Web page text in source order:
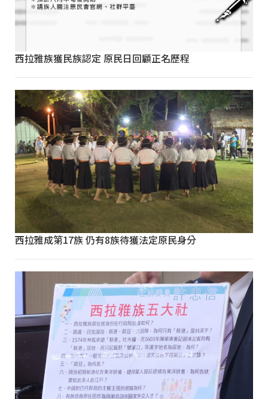
西拉雅族獲民族認定 原民日回顧正名歷程
西拉雅成第17族 仍有8族待獲法定原民身分